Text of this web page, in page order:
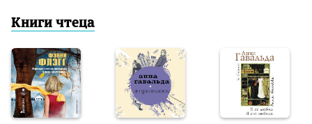
Книги чтеца